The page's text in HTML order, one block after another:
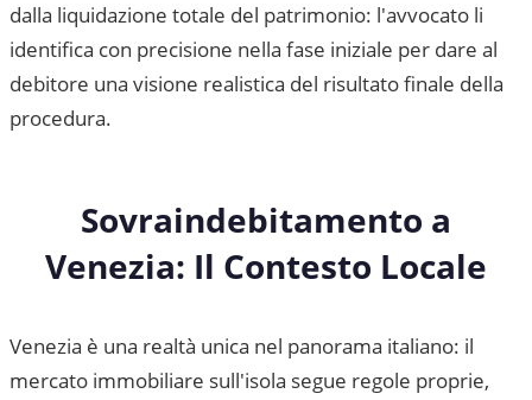
dalla liquidazione totale del patrimonio: l'avvocato li
identifica con precisione nella fase iniziale per dare al
debitore una visione realistica del risultato finale della
procedura.
Sovraindebitamento a
Venezia: Il Contesto Locale
Venezia è una realtà unica nel panorama italiano: il
mercato immobiliare sull'isola segue regole proprie,